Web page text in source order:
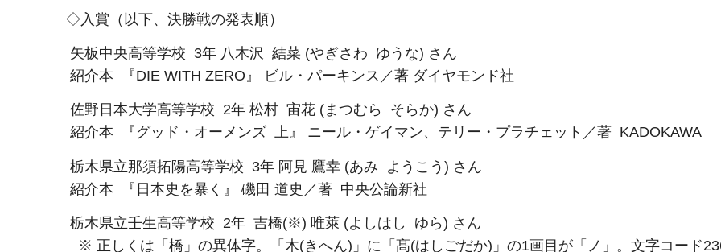
◇入賞（以下、決勝戦の発表順）
矢板中央高等学校 3年 八木沢 結菜 (やぎさわ ゆうな) さん
紹介本 『DIE WITH ZERO』 ビル・パーキンス／著 ダイヤモンド社
佐野日本大学高等学校 2年 松村 宙花 (まつむら そらか) さん
紹介本 『グッド・オーメンズ 上』 ニール・ゲイマン、テリー・プラチェット／著 KADOKAWA
栃木県立那須拓陽高等学校 3年 阿見 鷹幸 (あみ ようこう) さん
紹介本 『日本史を暴く』 磯田 道史／著 中央公論新社
栃木県立壬生高等学校 2年 吉橋(※) 唯萊 (よしはし ゆら) さん
※ 正しくは「橋」の異体字。「木(きへん)」に「髙(はしごだか)」の1画目が「ノ」。文字コード